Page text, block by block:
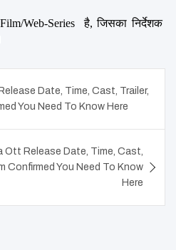
Web-Series  है, जिसका निर्देशक
Date, Time, Cast, Trailer,
You Need To Know Here
Ott Release Date, Time, Cast,
Confirmed You Need To Know
Here